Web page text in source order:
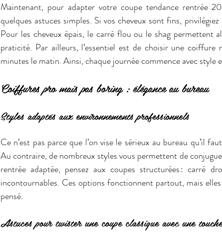
Maintenant, pour adapter votre coupe tendance rentrée
quelques astuces simples. Si vos cheveux sont fins,
Pour les cheveux épais, le carré flou ou le shag permettent
praticité. Par ailleurs, l’essentiel est de choisir une
minutes le matin. Ainsi, chaque journée commence avec style
Coiffures pro mais pas boring : élégance au bureau
Styles adaptés aux environnements professionnels
Ce n’est pas parce que l’on vise le sérieux au bureau qu’il
Au contraire, de nombreux styles vous permettent de
rentrée adaptée, pensez aux coupes structurées : carré
incontournables. Ces options fonctionnent partout, mais
pensé.
Astuces pour twister une coupe classique avec une